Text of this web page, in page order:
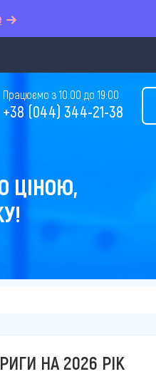
Працюємо з 10:00 до 19:00
+38 (044) 344-21-38
ЦІНОЮ,
НА 2026 РІК